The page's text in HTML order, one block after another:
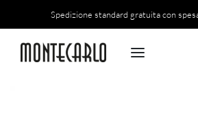
Spedizione standard gratuita con